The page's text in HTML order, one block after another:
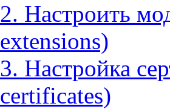
2. Настроить
extensions)
3. Настройка
certificates)